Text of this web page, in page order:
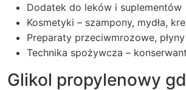
Dodatek do leków i suplementów
Kosmetyki – szampony, mydła,
Preparaty przeciwmrozowe,
Technika spożywcza –
Glikol propylenowy